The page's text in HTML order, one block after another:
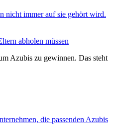
abholen müssen
Azubis zu gewinnen. Das steht
die passenden Azubis